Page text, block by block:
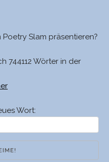
Slam präsentieren?
744112 Wörter in der
Wort: